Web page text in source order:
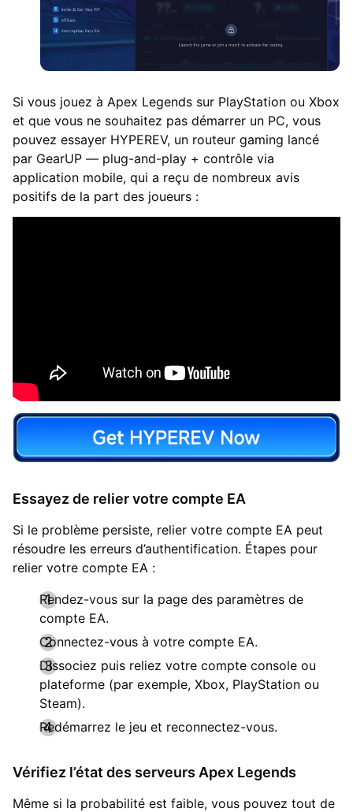
Si vous jouez à Apex Legends sur PlayStation ou Xbox
et que vous ne souhaitez pas démarrer un PC, vous
pouvez essayer HYPEREV, un routeur gaming lancé
par GearUP — plug-and-play + contrôle via
application mobile, qui a reçu de nombreux avis
positifs de la part des joueurs :
Essayez de relier votre compte EA
Si le problème persiste, relier votre compte EA peut
résoudre les erreurs d’authentification. Étapes pour
relier votre compte EA :
Rendez-vous sur la page des paramètres de
compte EA.
Connectez-vous à votre compte EA.
Dissociez puis reliez votre compte console ou
plateforme (par exemple, Xbox, PlayStation ou
Steam).
Redémarrez le jeu et reconnectez-vous.
Vérifiez l’état des serveurs Apex Legends
Même si la probabilité est faible, vous pouvez tout de